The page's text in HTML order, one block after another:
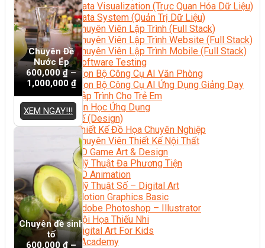
Data Visualization (Trực Quan Hóa Dữ Liệu)
Data System (Quản Trị Dữ Liệu)
Chuyên Viên Lập Trình (Full Stack)
Chuyên Viên Lập Trình Website (Full Stack)
Chuyên Viên Lập Trình Mobile (Full Stack)
Software Testing
Trọn Bộ Công Cụ AI Văn Phòng
Trọn Bộ Công Cụ AI Ứng Dụng Giảng Dạy
Lập Trình Cho Trẻ Em
Tin Học Ứng Dụng
Thiết Kế (Design)
Thiết Kế Đồ Họa Chuyên Nghiệp
Chuyên Viên Thiết Kế Nội Thất
3D Game Art & Design
Mỹ Thuật Đa Phương Tiện
3D Animation
Mỹ Thuật Số – Digital Art
Motion Graphics Basic
Adobe Photoshop – Illustrator
Hội Họa Thiếu Nhi
Digital Art For Kids
Venus Academy
Chuyên Đề
Nước Ép
600,000₫–
1,000,000 ₫
XEM NGAY!!!
Chuyên đề sinh
tố
600,000₫–